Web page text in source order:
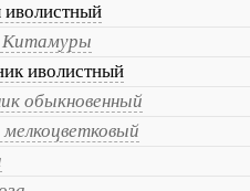
иволистный
Китамуры
иволистный
обыкновенный
мелкоцветковый